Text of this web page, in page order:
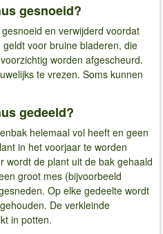
gesnoeid?
en verwijderd voordat
voor bruine bladeren, die
worden afgescheurd.
te vrezen. Soms kunnen
gedeeld?
helemaal vol heeft en geen
in het voorjaar te worden
wordt de plant uit de bak gehaald
groot mes (bijvoorbeeld
Op elke gedeelte wordt
De verkleinde
in potten.